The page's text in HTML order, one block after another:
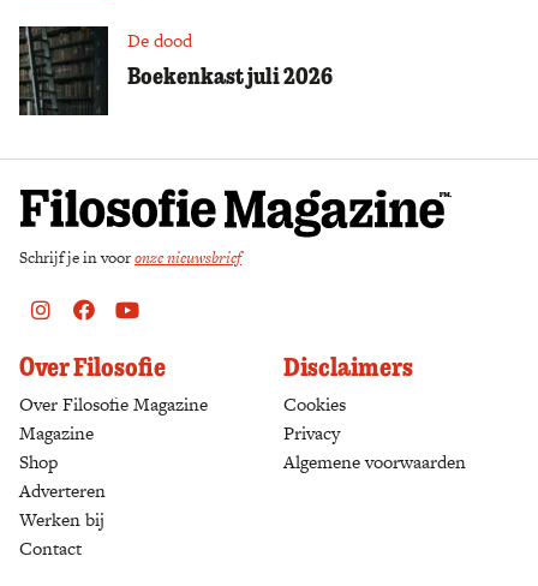
De dood
Boekenkast juli 2026
Schrijf je in vooronze nieuwsbrief
Instagram
FacebookYoutube
Over Filosofie
Over Filosofie Magazine
Magazine
Shop
Adverteren
Werken bij
Contact
Disclaimers
Cookies
Privacy
Algemene voorwaarden